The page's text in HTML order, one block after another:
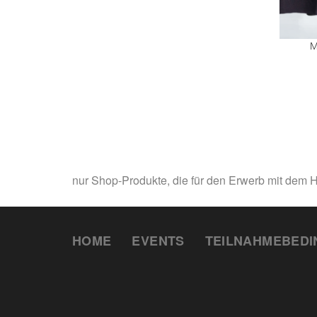
nur Shop-Produkte, die für den Erwerb mit
HOME EVENTS